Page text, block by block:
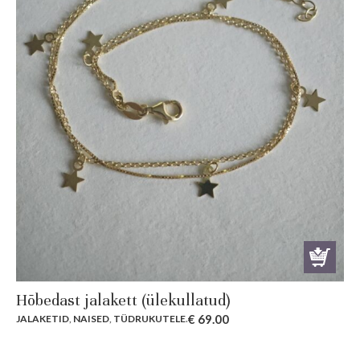
Hõbedast jalakett (ülekullatud)
JALAKETID NAISED TÜDRUKUTELE.€ 69.00